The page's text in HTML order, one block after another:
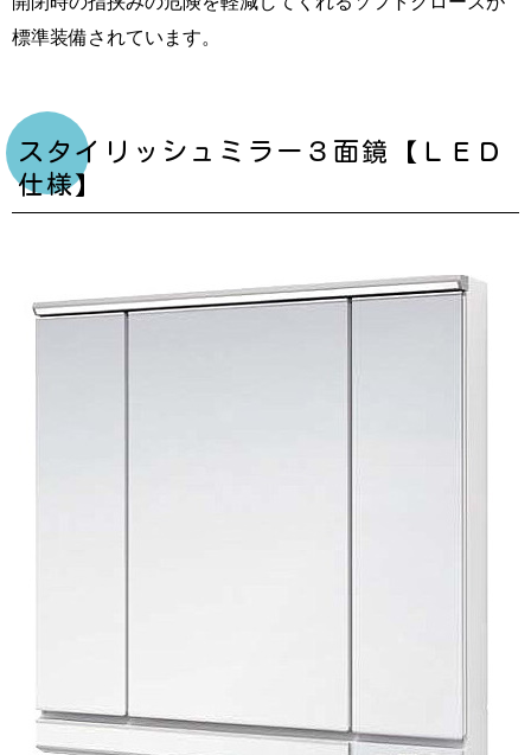
標準装備されています。
スタイリッシュミラー３面鏡【ＬＥＤ
仕様】